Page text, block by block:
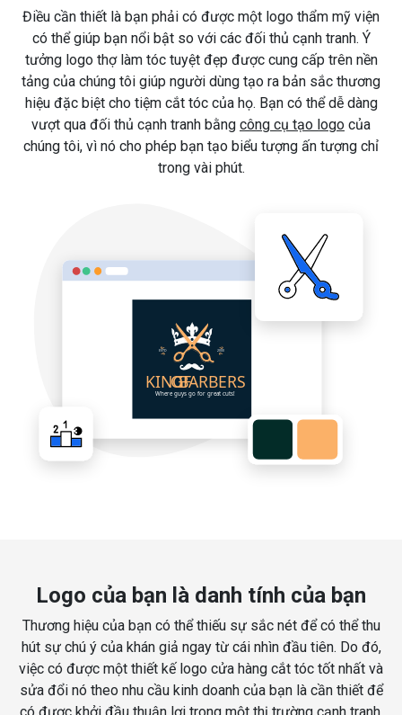
Điều cần thiết là bạn phải có được một logo thẩm mỹ viện
có thể giúp bạn nổi bật so với các đối thủ cạnh tranh. Ý
tưởng logo thợ làm tóc tuyệt đẹp được cung cấp trên nền
tảng của chúng tôi giúp người dùng tạo ra bản sắc thương
hiệu đặc biệt cho tiệm cắt tóc của họ. Bạn có thể dễ dàng
vượt qua đối thủ cạnh tranh bằng công cụ tạo logo của
chúng tôi, vì nó cho phép bạn tạo biểu tượng ấn tượng chỉ
trong vài phút.
Logo của bạn là danh tính của bạn
Thương hiệu của bạn có thể thiếu sự sắc nét để có thể thu
hút sự chú ý của khán giả ngay từ cái nhìn đầu tiên. Do đó,
việc có được một thiết kế logo cửa hàng cắt tóc tốt nhất và
sửa đổi nó theo nhu cầu kinh doanh của bạn là cần thiết để